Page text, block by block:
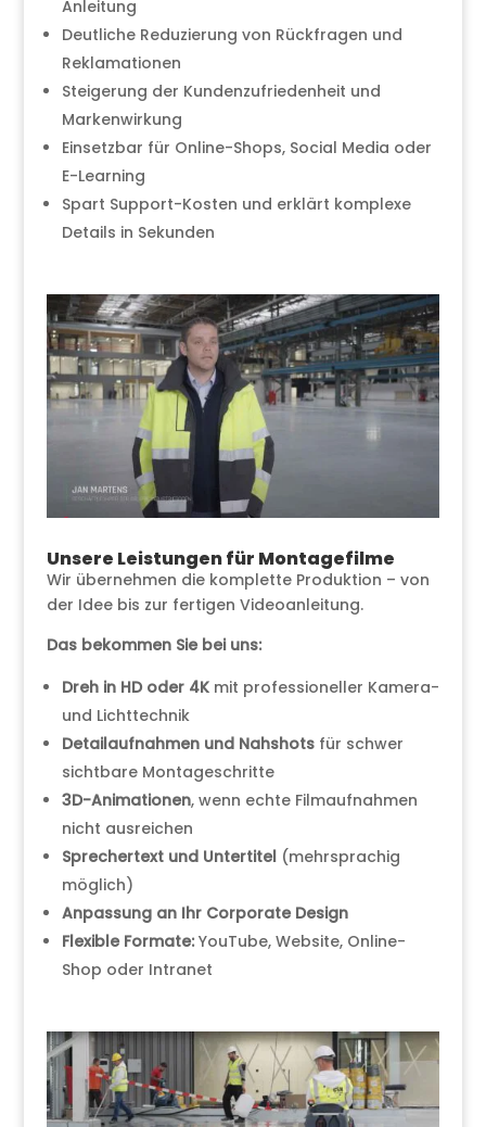
Anleitung
Deutliche Reduzierung von Rückfragen und
Reklamationen
Steigerung der Kundenzufriedenheit und
Markenwirkung
Einsetzbar für Online-Shops, Social Media oder
E-Learning
Spart Support-Kosten und erklärt komplexe
Details in Sekunden
Unsere Leistungen für Montagefilme
Wir übernehmen die komplette Produktion – von
der Idee bis zur fertigen Videoanleitung.
Das bekommen Sie bei uns:
Dreh in HD oder 4Kmit professioneller Kamera-
und Lichttechnik
Detailaufnahmen und Nahshotsfür schwer
sichtbare Montageschritte
3D-Animationen, wenn echte Filmaufnahmen
nicht ausreichen
Sprechertext und Untertitel(mehrsprachig
möglich)
Anpassung an Ihr Corporate Design
Flexible Formate:YouTube, Website, Online-
Shop oder Intranet